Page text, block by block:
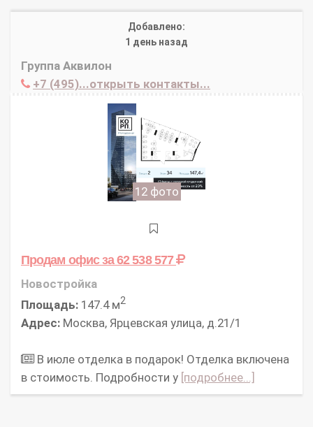
Добавлено:
1 день назад
Группа Аквилон
+7 (495)...открыть контакты...
12 фото
Продам офисза 62 538 577
Новостройка
Площадь: 147.4 м2
Адрес: Москва, Ярцевская улица, д.21/1
В июле отделка в подарок! Отделка включена
в стоимость. Подробности у [подробнее...]